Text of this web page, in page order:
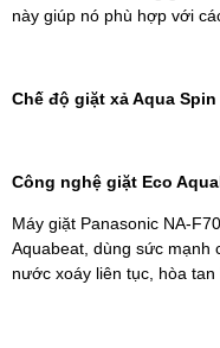
này giúp nó phù hợp với
Chế độ giặt xả Aqua
Công nghệ giặt Eco
Máy giặt Panasonic NA-
Aquabeat, dùng sức mạnh
nước xoáy liên tục, hòa tan